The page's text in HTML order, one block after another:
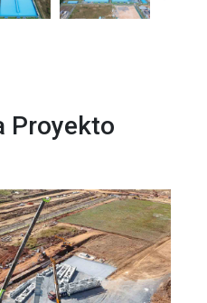
Proyekto